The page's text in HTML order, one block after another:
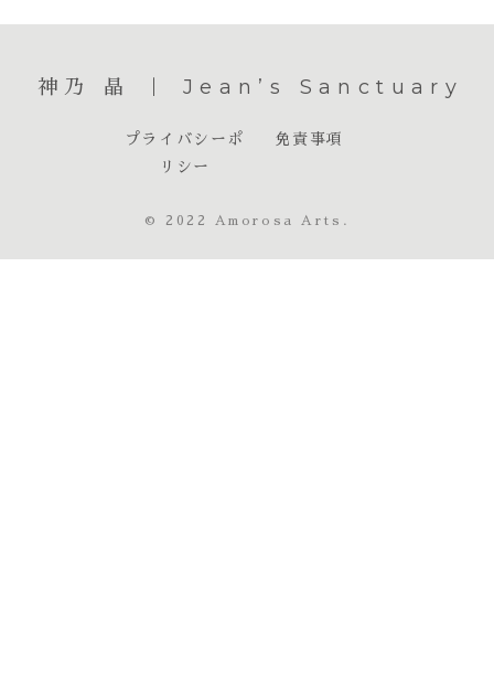
神乃 晶 ｜ Jean’s Sanctuary
プライバシーポ
リシー
免責事項
© 2022 Amorosa Arts.